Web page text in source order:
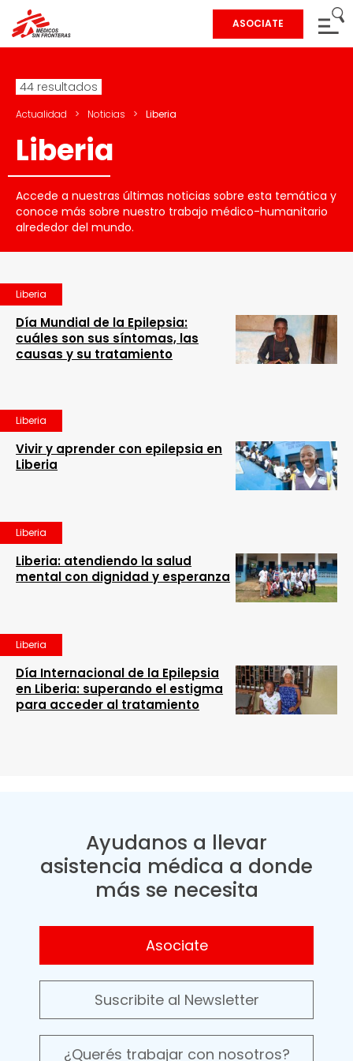
ASOCIATE
44 resultados
Actualidad > Noticias > Liberia
Liberia
Accede a nuestras últimas noticias sobre esta temática y
conoce más sobre nuestro trabajo médico-humanitario
alrededor del mundo.
Liberia
Día Mundial de la Epilepsia:
cuáles son sus síntomas, las
causas y su tratamiento
Liberia
Vivir y aprender con epilepsia en
Liberia
Liberia
Liberia: atendiendo la salud
mental con dignidad y esperanza
Liberia
Día Internacional de la Epilepsia
en Liberia: superando el estigma
para acceder al tratamiento
Ayudanos a llevar
asistencia médica a donde
más se necesita
Asociate
Suscribite al Newsletter
¿Querés trabajar con nosotros?